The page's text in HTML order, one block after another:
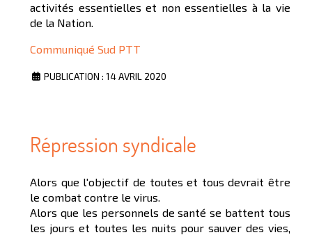
activités essentielles et non essentielles à la vie
de la Nation.
Communiqué Sud PTT
PUBLICATION : 14 AVRIL 2020
Répression syndicale
Alors que l'objectif de toutes et tous devrait être
le combat contre le virus.
Alors que les personnels de santé se battent tous
les jours et toutes les nuits pour sauver des vies,